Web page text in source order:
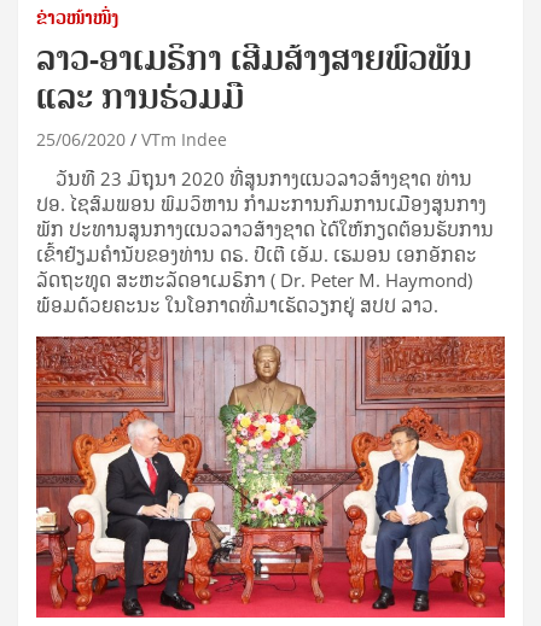
ຂ່າວໜ້າໜຶ່ງ
ລາວ-ອາເມຣິກາ ເສີມສ້າງສາຍພົວພັນ
ແລະ ການຮ່ວມມື
25/06/2020 VTm Indee
ວັນທີ 23 ມິຖຸນາ 2020 ທີ່ສູນກາງແນວລາວສ້າງຊາດ ທ່ານ
ປອ. ໄຊສົມພອນ ພົມວິຫານ ກໍາມະການກົມການເມືອງສູນກາງ
ພັກ ປະທານສູນກາງແນວລາວສ້າງຊາດ ໄດ້ໃຫ້ກຽດຕ້ອນຮັບການ
ເຂົ້າຢ້ຽມຄໍານັບຂອງທ່ານ ດຣ. ປີເຕີ ເອັມ. ເຮມອນ ເອກອັກຄະ
ລັດຖະທູດ ສະຫະລັດອາເມຣິກາ ( Dr. Peter M. Haymond)
ພ້ອມດ້ວຍຄະນະ ໃນໂອກາດທີ່ມາເຮັດວຽກຢູ່ ສປປ ລາວ.